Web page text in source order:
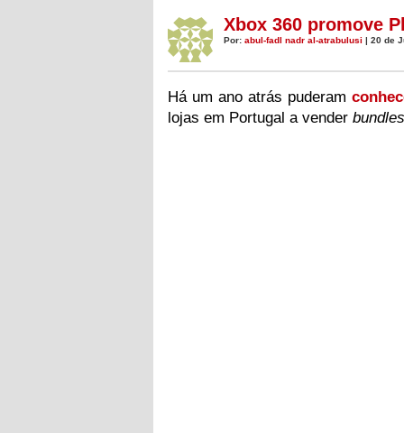
Xbox 360 promove
Por: abul-fadl nadr al-atrabulusi | 20 de
Há um ano atrás puderam
lojas em Portugal a vender bundles